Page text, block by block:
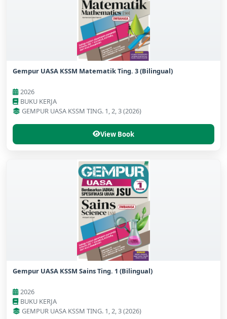
Gempur UASA KSSM Matematik Ting. 3 (Bilingual)
2026
BUKU KERJA
GEMPUR UASA KSSM TING. 1, 2, 3 (2026)
View Book
Gempur UASA KSSM Sains Ting. 1 (Bilingual)
2026
BUKU KERJA
GEMPUR UASA KSSM TING. 1, 2, 3 (2026)